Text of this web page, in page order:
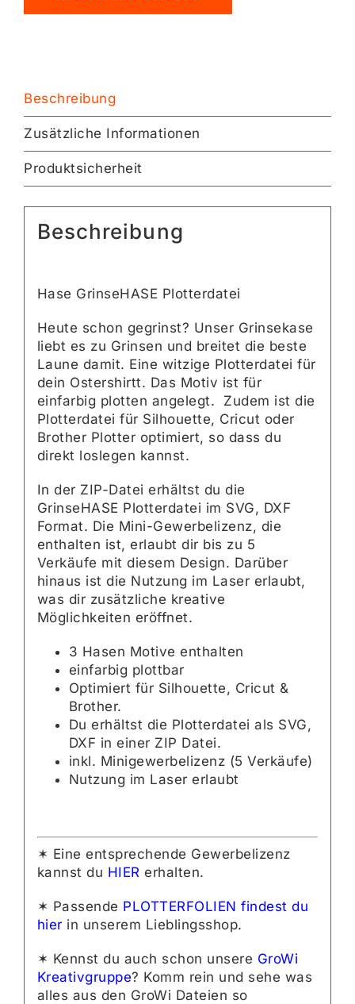
[Digital]
Beschreibung
Zusätzliche Informationen
Produktsicherheit
Beschreibung
Hase GrinseHASE Plotterdatei
Heute schon gegrinst? Unser Grinsekase
liebt es zu Grinsen und breitet die beste
Laune damit. Eine witzige Plotterdatei für
dein Ostershirtt. Das Motiv ist für
einfarbig plotten angelegt. Zudem ist die
Plotterdatei für Silhouette, Cricut oder
Brother Plotter optimiert, so dass du
direkt loslegen kannst.
In der ZIP-Datei erhältst du die
GrinseHASE Plotterdatei im SVG, DXF
Format. Die Mini-Gewerbelizenz, die
enthalten ist, erlaubt dir bis zu 5
Verkäufe mit diesem Design. Darüber
hinaus ist die Nutzung im Laser erlaubt,
was dir zusätzliche kreative
Möglichkeiten eröffnet.
3 Hasen Motive enthalten
einfarbig plottbar
Optimiert für Silhouette, Cricut &
Brother.
Du erhältst die Plotterdatei als SVG,
DXF in einer ZIP Datei.
inkl. Minigewerbelizenz (5 Verkäufe)
Nutzung im Laser erlaubt
✶ Eine entsprechende Gewerbelizenz
kannst du HIER erhalten.
✶ Passende PLOTTERFOLIEN findest du
hier in unserem Lieblingsshop.
✶ Kennst du auch schon unsere GroWi
Kreativgruppe? Komm rein und sehe was
alles aus den GroWi Dateien so